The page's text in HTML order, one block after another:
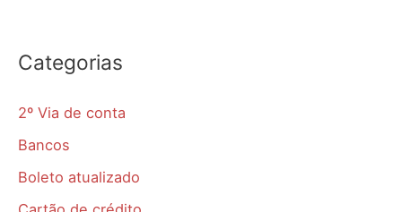
Categorias
2º Via de conta
Bancos
Boleto atualizado